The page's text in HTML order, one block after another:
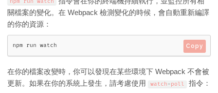
npm run watch
關檔案的變化。在 Webpack 檢測變化的時候，會自動重新編譯
的你的資源：
npm run watch Copy
在你的檔案改變時，你可以發現在某些環境下 Webpack 不會被
更新。如果在你的系統上發生，請考慮使用
watch-poll 指令：